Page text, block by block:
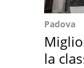
Padova
la